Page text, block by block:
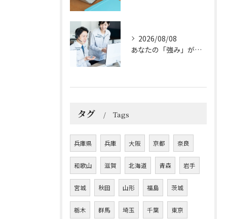
2026/08/08
あなたの「強み」が活きる！施工管理で広がる可能性
タグ Tags
兵庫県 兵庫 大阪 京都 奈良
和歌山 滋賀 北海道 青森 岩手
宮城 秋田 山形 福島 茨城
栃木 群馬 埼玉 千葉 東京